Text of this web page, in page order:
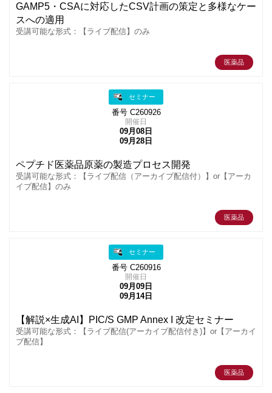
GAMP5・CSAに対応したCSV計画の策定と多様なケー
スへの適用
受講可能な形式：【ライブ配信】のみ
医薬品
セミナー
番号 C260926
開催日
09月08日
09月28日
ペプチド医薬品原薬の製造プロセス開発
受講可能な形式：【ライブ配信（アーカイブ配信付）】or【アーカ
イブ配信】のみ
医薬品
セミナー
番号 C260916
開催日
09月09日
09月14日
【解説×生成AI】PIC/S GMP Annex I 改定セミナー
受講可能な形式：【ライブ配信(アーカイブ配信付き)】or【アーカイ
ブ配信】
医薬品